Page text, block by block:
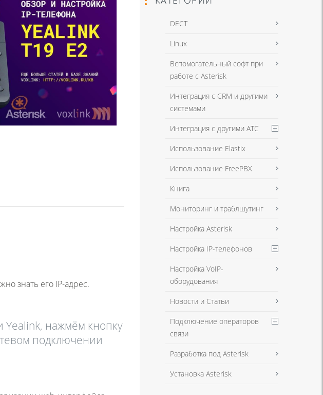
знать его IP-адрес.
Yealink, нажмём кнопку
подключении
DECT
Linux
Вспомогательный софт при
работе с Asterisk
Интеграция с CRM и другими
системами
Интеграция с другими АТС
Использование Elastix
Использование FreePBX
Книга
Мониторинг и траблшутинг
Настройка Asterisk
Настройка IP-телефонов
Настройка VoIP-
оборудования
Новости и Статьи
Подключение операторов
связи
Разработка под Asterisk
Установка Asterisk